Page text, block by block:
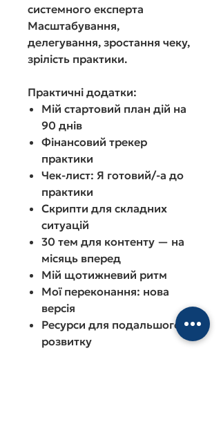
системного експерта
Масштабування,
делегування, зростання чеку,
зрілість практики.
Практичні додатки:
Мій стартовий план дій на
90 днів
Фінансовий трекер
практики
Чек-лист: Я готовий/-а до
практики
Скрипти для складних
ситуацій
30 тем для контенту — на
місяць вперед
Мій щотижневий ритм
Мої переконання: нова
версія
Ресурси для подальшого
розвитку